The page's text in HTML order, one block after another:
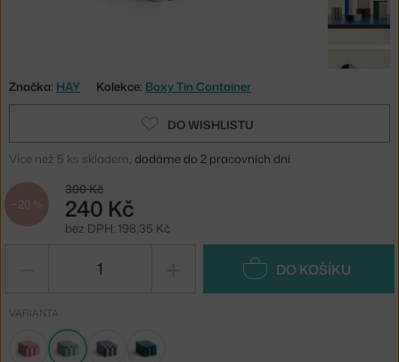
Značka: HAY Kolekce: Boxy Tin Container
DO WISHLISTU
Více než 5 ks skladem, dodáme do 2 pracovních dní
−20 %
300 Kč
240 Kč
bez DPH: 198,35 Kč
DO KOŠÍKU
VARIANTA